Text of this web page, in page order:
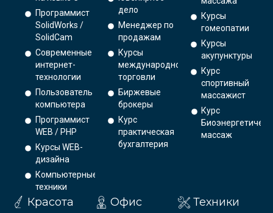
Программист
SolidWorks /
SolidCam
Современные
интернет-
технологии
Пользователь
компьютера
Программист
WEB / PHP
Курсы WEB-
дизайна
Компьютерные
техники
дело
Менеджер по
продажам
Курсы
международной
торговли
Биржевые
брокеры
Курс
практическая
бухгалтерия
Курсы
гомеопатии
Курсы
акупунктуры
Курс
спортивный
массажист
Курс
массаж
Красота Офис Техники